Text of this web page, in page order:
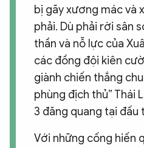
bị gãy xương mác và
phải. Dù phải rời sân
thần và nỗ lực của
các đồng đội kiên
giành chiến thắng
phùng địch thủ” Thái
3 đăng quang tại đấu
Với những cống hiến